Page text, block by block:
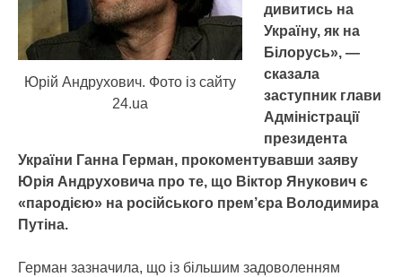
Юрій Андрухович. Фото із сайту
24.ua
дивитись на
Україну, як на
Білорусь», —
сказала
заступник глави
Адміністрації
президента
України Ганна Герман, прокоментувавши заяву
Юрія Андруховича про те, що Віктор Янукович є
«пародією» на російського прем’єра Володимира
Путіна.
Герман зазначила, що із більшим задоволенням